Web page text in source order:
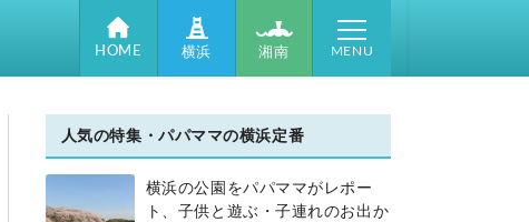
HOME 横浜 湘南 MENU
人気の特集・パパママの横浜定番
横浜の公園をパパママがレポー
ト、子供と遊ぶ・子連れのお出か